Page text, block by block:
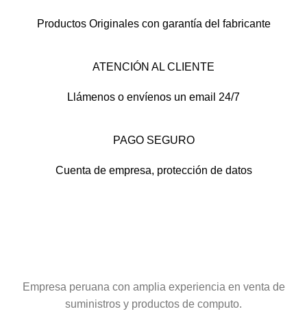
Productos Originales con garantía del fabricante
ATENCIÓN AL CLIENTE
Llámenos o envíenos un email 24/7
PAGO SEGURO
Cuenta de empresa, protección de datos
Empresa peruana con amplia experiencia en venta de
suministros y productos de computo.